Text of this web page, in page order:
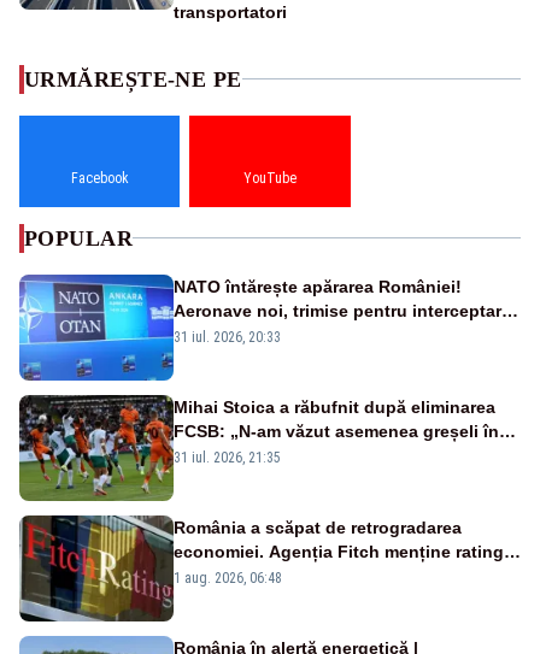
transportatori
URMĂREȘTE-NE PE
Facebook YouTube
POPULAR
NATO întărește apărarea României!
Aeronave noi, trimise pentru interceptarea
și distrugerea dronelor
31 iul. 2026, 20:33
Mihai Stoica a răbufnit după eliminarea
FCSB: „N-am văzut asemenea greșeli în
190 de meciuri europene”
31 iul. 2026, 21:35
România a scăpat de retrogradarea
economiei. Agenția Fitch menține ratingul
„BBB-” cu perspectivă negativă
1 aug. 2026, 06:48
România în alertă energetică |